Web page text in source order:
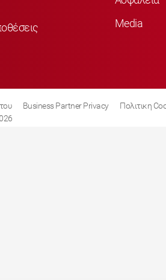
Media
Business Partner Privacy Πολιτικη